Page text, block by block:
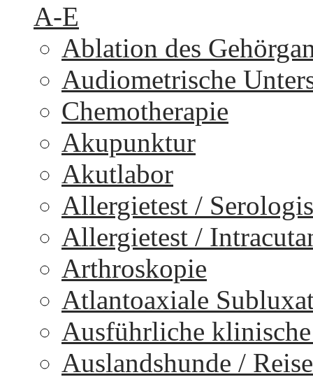
A-E
Ablation des
Audiometrische
Chemotherapie
Akupunktur
Akutlabor
Allergietest /
Allergietest /
Arthroskopie
Atlantoaxiale
Ausführliche
Auslandshunde /